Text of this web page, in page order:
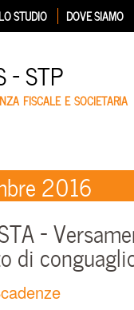
LO STUDIO DOVE SIAMO
– STP
FISCALE E SOCIETARIA
2016
–
di